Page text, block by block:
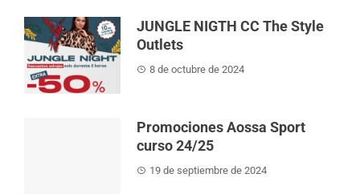
JUNGLE NIGTH CC The Style
Outlets
8 de octubre de 2024
Promociones Aossa Sport
curso 24/25
19 de septiembre de 2024